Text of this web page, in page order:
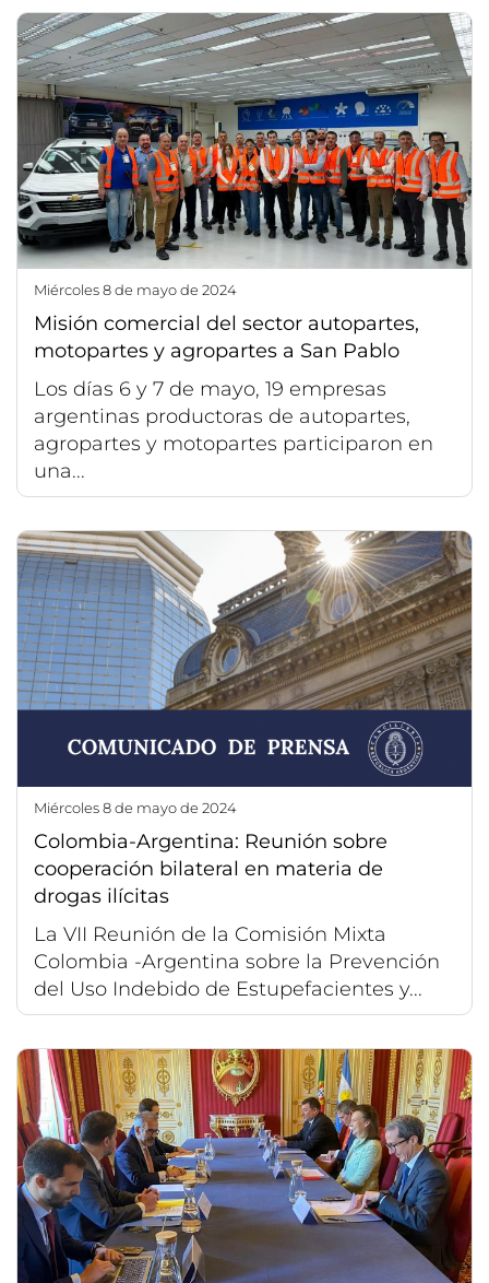
miércoles 8 de mayo de 2024
Misión comercial del sector autopartes,
motopartes y agropartes a San Pablo
Los días 6 y 7 de mayo, 19 empresas
argentinas productoras de autopartes,
agropartes y motopartes participaron en
una...
miércoles 8 de mayo de 2024
Colombia-Argentina: Reunión sobre
cooperación bilateral en materia de
drogas ilícitas
La VII Reunión de la Comisión Mixta
Colombia -Argentina sobre la Prevención
del Uso Indebido de Estupefacientes y...